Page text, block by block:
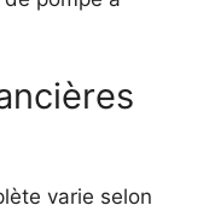
varie selon